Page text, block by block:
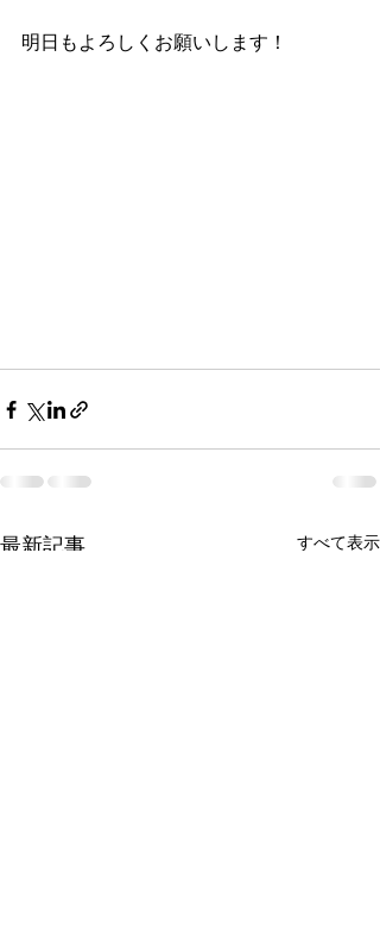
明日もよろしくお願いします！
最新記事 すべて表示